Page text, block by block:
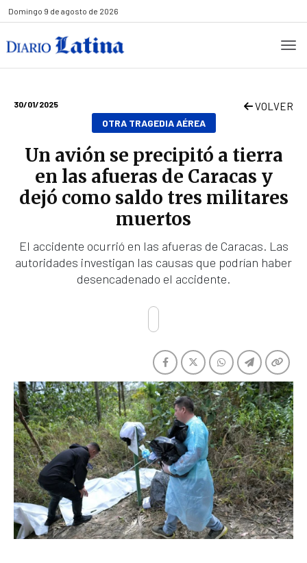
Domingo 9 de agosto de 2026
30/01/2025 VOLVER
OTRA TRAGEDIA AÉREA
Un avión se precipitó a tierra
en las afueras de Caracas y
dejó como saldo tres militares
muertos
El accidente ocurrió en las afueras de Caracas. Las
autoridades investigan las causas que podrían haber
desencadenado el accidente.